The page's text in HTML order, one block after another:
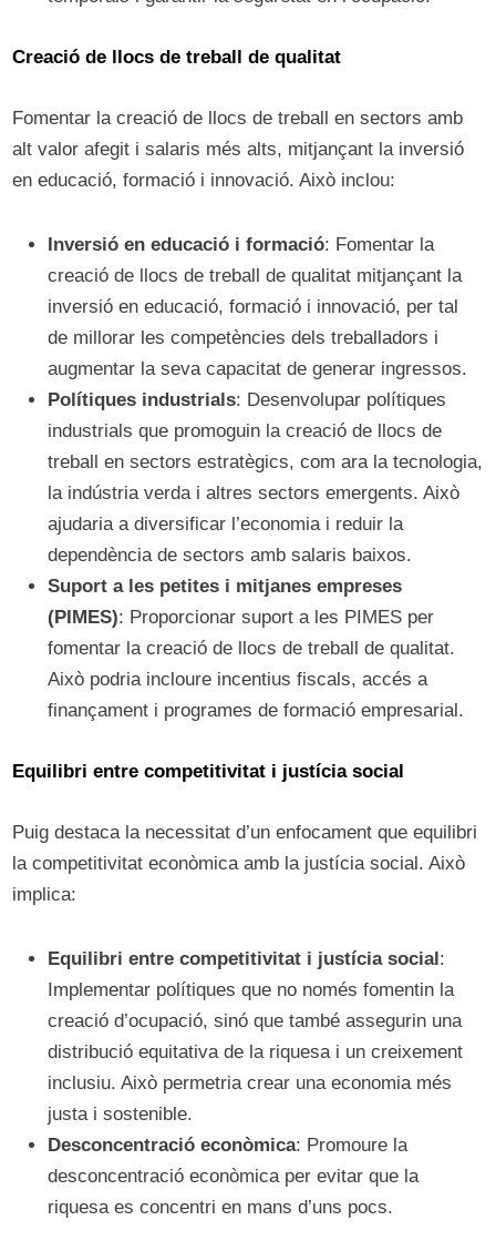
Creació de llocs de treball de qualitat
Fomentar la creació de llocs de treball en sectors amb
alt valor afegit i salaris més alts, mitjançant la inversió
en educació, formació i innovació. Això inclou:
Inversió en educació i formació: Fomentar la
creació de llocs de treball de qualitat mitjançant la
inversió en educació, formació i innovació, per tal
de millorar les competències dels treballadors i
augmentar la seva capacitat de generar ingressos.
Polítiques industrials: Desenvolupar polítiques
industrials que promoguin la creació de llocs de
treball en sectors estratègics, com ara la tecnologia,
la indústria verda i altres sectors emergents. Això
ajudaria a diversificar l’economia i reduir la
dependència de sectors amb salaris baixos.
Suport a les petites i mitjanes empreses
(PIMES): Proporcionar suport a les PIMES per
fomentar la creació de llocs de treball de qualitat.
Això podria incloure incentius fiscals, accés a
finançament i programes de formació empresarial.
Equilibri entre competitivitat i justícia social
Puig destaca la necessitat d’un enfocament que equilibri
la competitivitat econòmica amb la justícia social. Això
implica:
Equilibri entre competitivitat i justícia social :
Implementar polítiques que no només fomentin la
creació d’ocupació, sinó que també assegurin una
distribució equitativa de la riquesa i un creixement
inclusiu. Això permetria crear una economia més
justa i sostenible.
Desconcentració econòmica: Promoure la
desconcentració econòmica per evitar que la
riquesa es concentri en mans d’uns pocs.